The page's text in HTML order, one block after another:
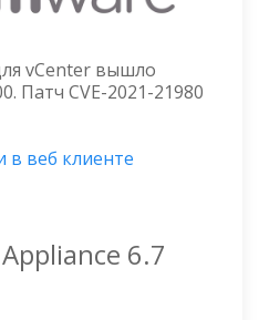
vCenter вышло
Патч CVE-2021-21980
в веб клиенте
6.7